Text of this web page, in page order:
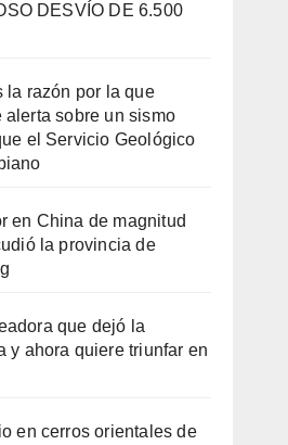
DESVÍO DE 6.500
la razón por la que
alerta sobre un sismo
el Servicio Geológico
en China de magnitud
la provincia de
que dejó la
y ahora quiere triunfar en
en cerros orientales de